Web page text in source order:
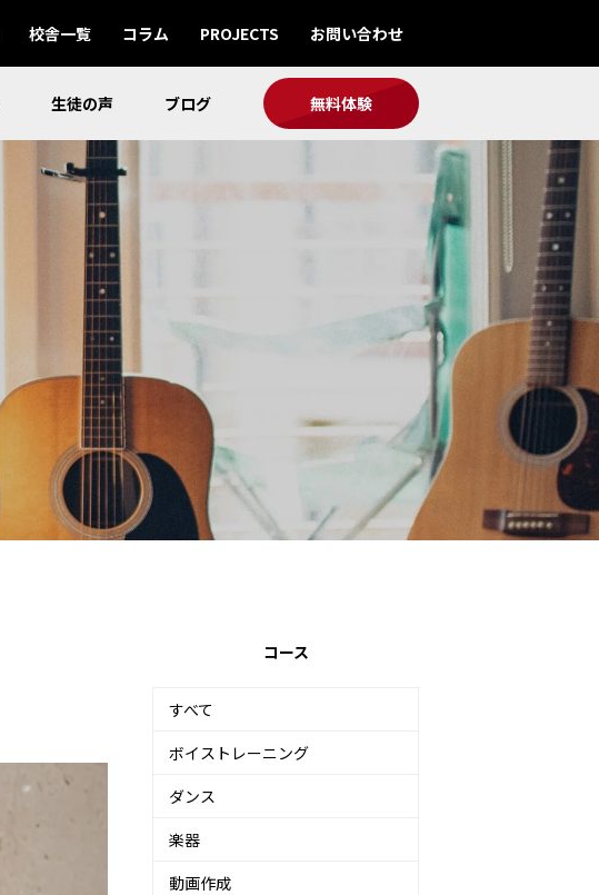
校舎一覧 コラム PROJECTS お問い合わせ
生徒の声 ブログ 無料体験
コース
すべて
ボイストレーニング
ダンス
楽器
動画作成